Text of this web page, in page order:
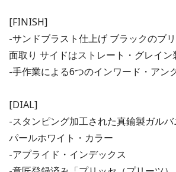
[FINISH]
-サンドブラスト仕上げ ブラックのブ
面取り サイドはストレート・グレイン
-手作業による6つのインワード・アン
[DIAL]
-スタンピング加工された真鍮製ガル
パールホワイト・カラー
-アプライド・インデックス